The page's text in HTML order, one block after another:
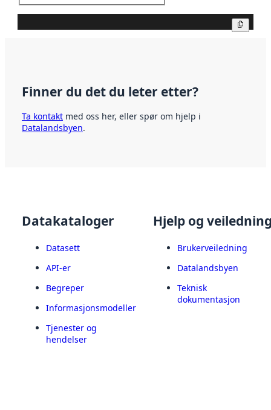
Finner du det du leter etter?
Ta kontakt med oss her, eller spør om hjelp i
Datalandsbyen.
Datakataloger
Datasett
API-er
Begreper
Informasjonsmodeller
Tjenester og
hendelser
Hjelp og
Brukerveiledning
Datalandsbyen
Teknisk
dokumentasjon